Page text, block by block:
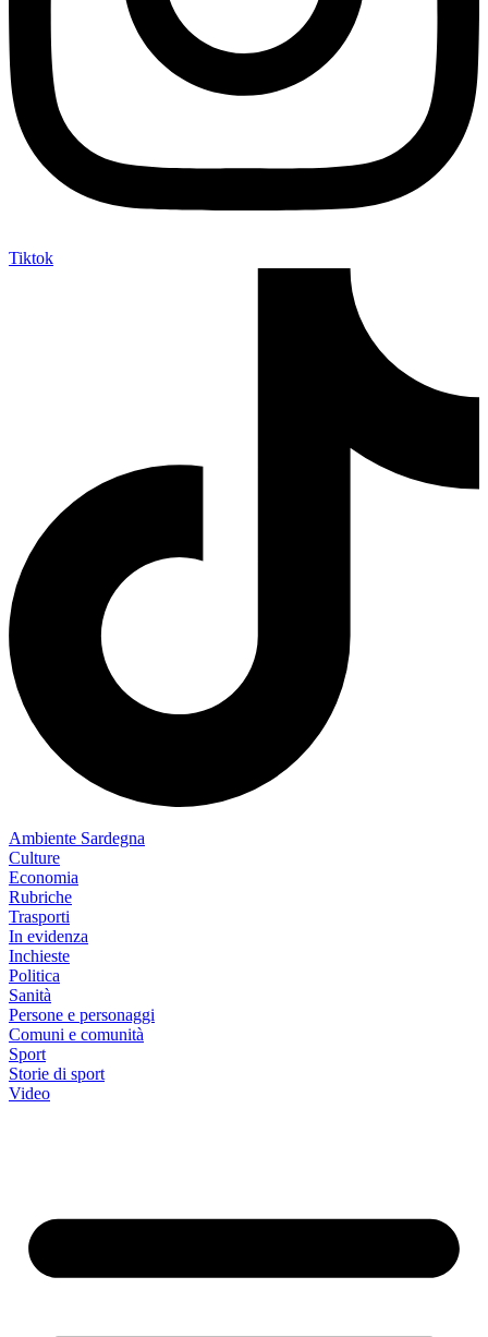
Tiktok
Ambiente Sardegna
Culture
Economia
Rubriche
Trasporti
In evidenza
Inchieste
Politica
Sanità
Persone e personaggi
Comuni e comunità
Sport
Storie di sport
Video